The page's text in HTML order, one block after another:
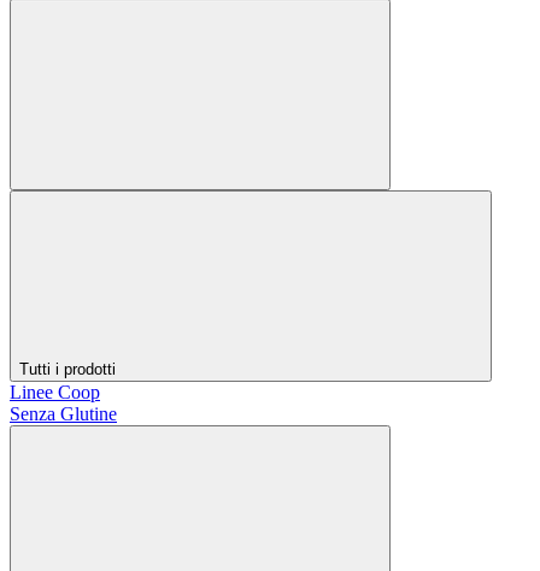
Tutti i prodotti
Linee Coop
Senza Glutine